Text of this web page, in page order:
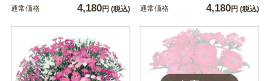
通常価格 4,180円 (税込) 通常価格 4,180円 (税込)